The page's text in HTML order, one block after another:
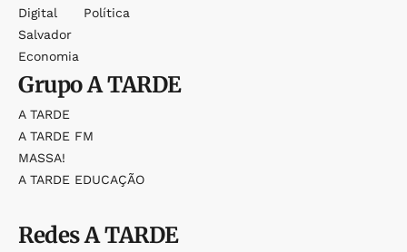
Digital
Salvador
Economia
Política
GrupoA TARDE
A TARDE
A TARDE FM
MASSA!
A TARDE EDUCAÇÃO
RedesA TARDE